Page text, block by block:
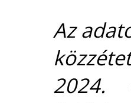
Az
2024.